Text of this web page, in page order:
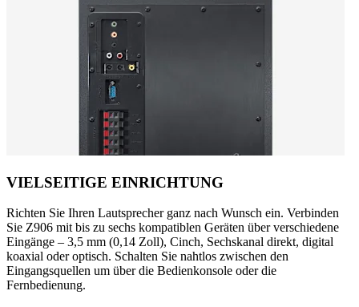
VIELSEITIGE EINRICHTUNG
Richten Sie Ihren Lautsprecher ganz nach Wunsch ein. Verbinden
Sie Z906 mit bis zu sechs kompatiblen Geräten über verschiedene
Eingänge – 3,5 mm (0,14 Zoll), Cinch, Sechskanal direkt, digital
koaxial oder optisch. Schalten Sie nahtlos zwischen den
Eingangsquellen um über die Bedienkonsole oder die
Fernbedienung.